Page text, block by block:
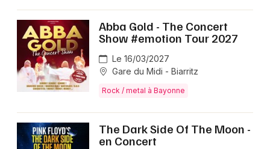
Newsletter des sorties
Artistes en tournée
Actus dans les Pyrénées-Atlantiques
Magazine dans les Pyrénées-Atlantiques
Abba Gold - The Concert
Show #emotion Tour 2027
Le 16/03/2027
Gare du Midi - Biarritz
Rock / metal à Bayonne
The Dark Side Of The Moon -
en Concert